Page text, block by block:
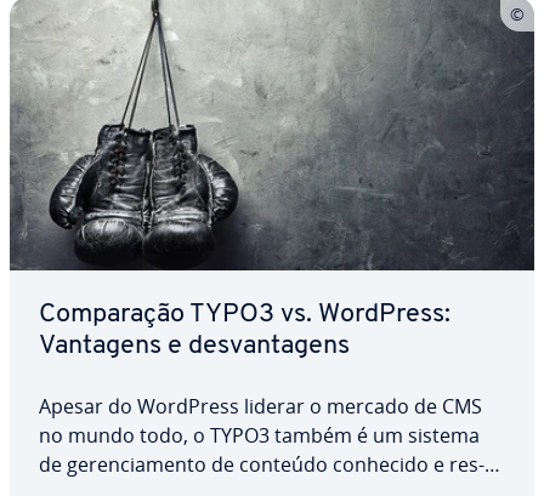
Com­pa­ra­ção TYPO3 vs. WordPress:
Vantagens e des­van­ta­gens
Apesar do WordPress liderar o mercado de CMS
no mundo todo, o TYPO3 também é um sistema
de ge­ren­ci­a­mento de conteúdo conhecido e res­